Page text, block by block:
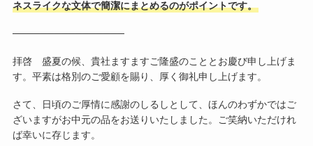
ネスライクな文体で簡潔にまとめるのがポイントです。
────────────────
拝啓 盛夏の候、貴社ますますご隆盛のこととお慶び申し上げま
す。平素は格別のご愛顧を賜り、厚く御礼申し上げます。
さて、日頃のご厚情に感謝のしるしとして、ほんのわずかではご
ざいますがお中元の品をお送りいたしました。ご笑納いただけれ
ば幸いに存じます。